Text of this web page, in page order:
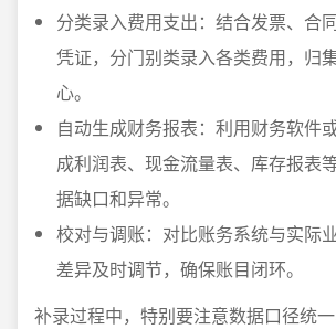
分类录入费用支出：结合发票、合
凭证，分门别类录入各类费用，归
心。
自动生成财务报表：利用财务软件
成利润表、现金流量表、库存报表
据缺口和异常。
校对与调账：对比账务系统与实际
差异及时调节，确保账目闭环。
补录过程中，特别要注意数据口径统